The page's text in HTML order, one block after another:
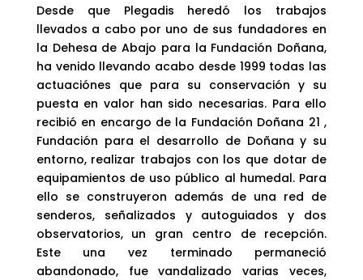
Desde que Plegadis heredó los trabajos
llevados a cabo por uno de sus fundadores en
la Dehesa de Abajo para la Fundación Doñana,
ha venido llevando acabo desde 1999 todas las
actuaciónes que para su conservación y su
puesta en valor han sido necesarias. Para ello
recibió en encargo de la Fundación Doñana 21 ,
Fundación para el desarrollo de Doñana y su
entorno, realizar trabajos con los que dotar de
equipamientos de uso público al humedal. Para
ello se construyeron además de una red de
senderos, señalizados y autoguiados y dos
observatorios, un gran centro de recepción.
Este una vez terminado permaneció
abandonado, fue vandalizado varias veces,